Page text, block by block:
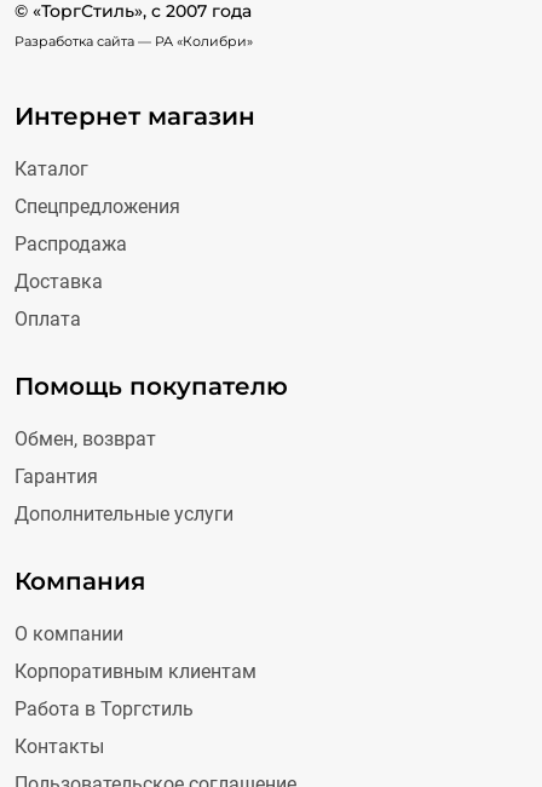
© «ТоргСтиль», c 2007 года
Разработка сайта — РА «Колибри»
Интернет магазин
Каталог
Спецпредложения
Распродажа
Доставка
Оплата
Помощь покупателю
Обмен, возврат
Гарантия
Дополнительные услуги
Компания
О компании
Корпоративным клиентам
Работа в Торгстиль
Контакты